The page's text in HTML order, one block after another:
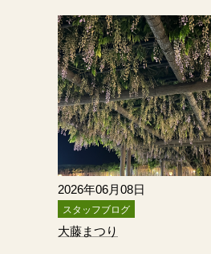
2026年06月08日
スタッフブログ
大藤まつり